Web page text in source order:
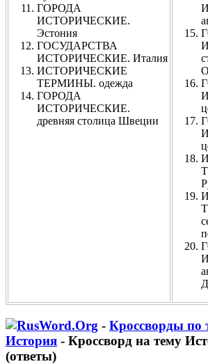
ГОРОДА
ИСТОРИЧЕСКИЕ.
Эстония
ГОСУДАРСТВА
ИСТОРИЧЕСКИЕ. Италия
ИСТОРИЧЕСКИЕ
ТЕРМИНЫ. одежда
ГОРОДА
ИСТОРИЧЕСКИЕ.
древняя столица Швеции
- Кроссворды по
История - Кроссворд на тему
(ответы)